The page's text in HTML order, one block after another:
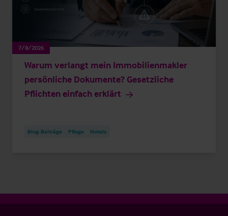
7/8/2026
Warum verlangt mein Immobilienmakler
persönliche Dokumente? Gesetzliche
Pflichten einfach erklärt
Blog-Beiträge Pflege Hotels